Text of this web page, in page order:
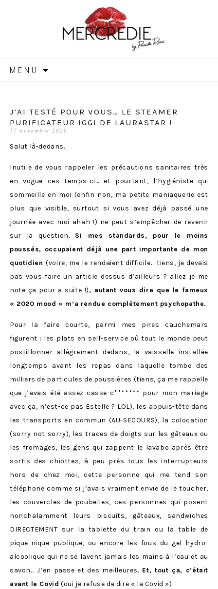
MERCREDIE
MENU
J’AI TESTÉ POUR VOUS… LE STEAMER
PURIFICATEUR IGGI DE LAURASTAR !
17 novembre 2020
Salut là-dedans.
Inutile de vous rappeler les précautions sanitaires très
en vogue ces temps-ci… et pourtant, l’hygiéniste qui
sommeille en moi (enfin non, ma petite maniaquerie est
plus que visible, surtout si vous avez déjà passé une
journée avec moi ahah !) ne peut s’empêcher de revenir
sur la question. Si mes standards, pour le moins
poussés, occupaient déjà une part importante de mon
quotidien(voire, me le rendaient difficile… tiens, je devais
pas vous faire un article dessus d’ailleurs ? allez je me
note ça pour a suite !), autant vous dire que le fameux
« 2020 mood » m’a rendue complètement psychopathe.
Pour la faire courte, parmi mes pires cauchemars
figurent : les plats en self-service où tout le monde peut
postillonner allègrement dedans, la vaisselle installée
longtemps avant les repas dans laquelle tombe des
milliers de particules de poussières (tiens, ça me rappelle
que j’avais été assez casse-c******* pour mon mariage
avec ça, n’est-ce pas Estelle ? LOL), les appuis-tête dans
les transports en commun (AU-SECOURS), la colocation
(sorry not sorry), les traces de doigts sur les gâteaux ou
les fromages, les gens qui zappent le lavabo après être
sortis des chiottes, à peu près tous les interrupteurs
hors de chez moi, cette personne qui me tend son
téléphone comme si j’avais vraiment envie de le toucher,
les couvercles de poubelles, ces personnes qui posent
nonchalamment leurs biscuits, gâteaux, sandwiches
DIRECTEMENT sur la tablette du train ou la table de
pique-nique publique, ou encore les fous du gel hydro-
alcoolique qui ne se lavent jamais les mains à l’eau et au
savon… J’en passe et des meilleures. Et, tout ça, c’était
avant le Covid (oui je refuse de dire « la Covid »).